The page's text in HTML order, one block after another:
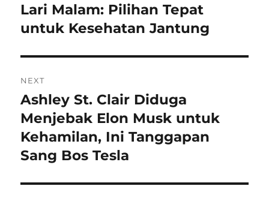
post:
Lari Malam: Pilihan Tepat
untuk Kesehatan Jantung
NEXT
Next
post:
Ashley St. Clair Diduga
Menjebak Elon Musk untuk
Kehamilan, Ini Tanggapan
Sang Bos Tesla